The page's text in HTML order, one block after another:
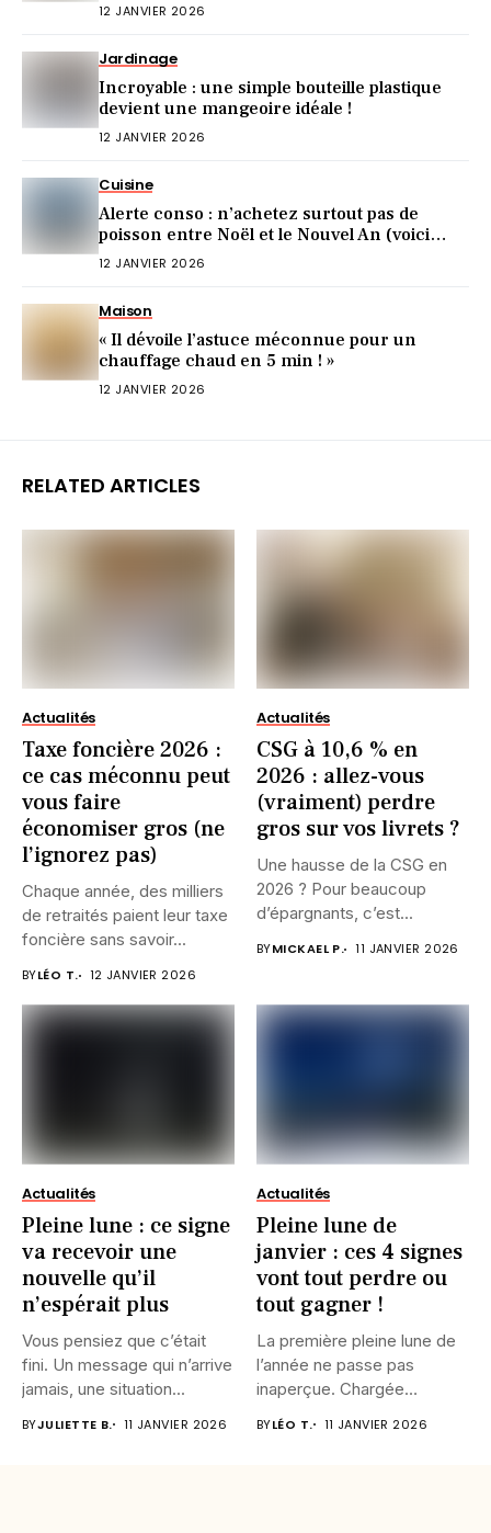
12 JANVIER 2026
Jardinage
Incroyable : une simple bouteille plastique
devient une mangeoire idéale !
12 JANVIER 2026
Cuisine
Alerte conso : n’achetez surtout pas de
poisson entre Noël et le Nouvel An (voici
pourquoi)
12 JANVIER 2026
Maison
« Il dévoile l’astuce méconnue pour un
chauffage chaud en 5 min ! »
12 JANVIER 2026
RELATED ARTICLES
Actualités
Taxe foncière 2026 :
ce cas méconnu peut
vous faire
économiser gros (ne
l’ignorez pas)
Chaque année, des milliers
de retraités paient leur taxe
foncière sans savoir...
BYLÉO T. 12 JANVIER 2026
Actualités
CSG à 10,6 % en
2026 : allez-vous
(vraiment) perdre
gros sur vos livrets ?
Une hausse de la CSG en
2026 ? Pour beaucoup
d’épargnants, c’est...
BYMICKAEL P. 11 JANVIER 2026
Actualités
Pleine lune : ce signe
va recevoir une
nouvelle qu’il
n’espérait plus
Vous pensiez que c’était
fini. Un message qui n’arrive
jamais, une situation...
BYJULIETTE B. 11 JANVIER 2026
Actualités
Pleine lune de
janvier : ces 4 signes
vont tout perdre ou
tout gagner !
La première pleine lune de
l’année ne passe pas
inaperçue. Chargée
BYLÉO T. 11 JANVIER 2026